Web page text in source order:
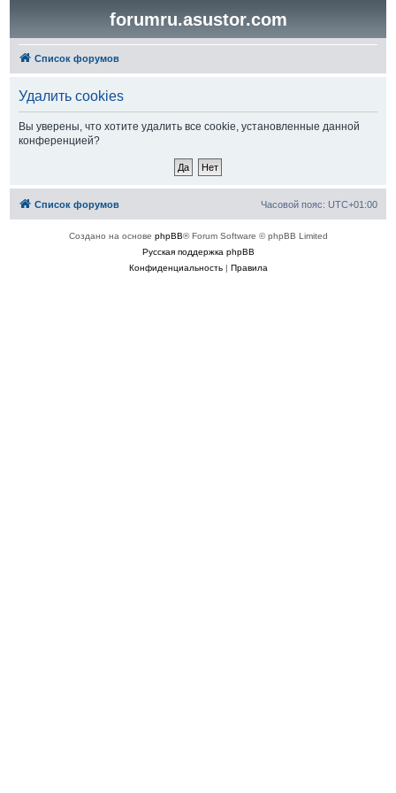
forumru.asustor.com
Список форумов
Удалить cookies
Вы уверены, что хотите удалить все cookie, установленные данной
конференцией?
Список форумов Часовой пояс: UTC+01:00
Создано на основе phpBB® Forum Software © phpBB Limited
Русская поддержка phpBB
Конфиденциальность| Правила